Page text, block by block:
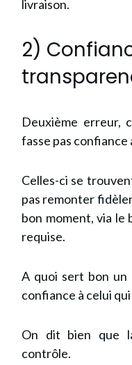
livraison.
2)
Deuxième erreur,
fasse pas
Celles-ci se
pas remonter
bon moment, via le
requise.
A quoi sert bon un
confiance à celui qui
On dit bien que
contrôle.